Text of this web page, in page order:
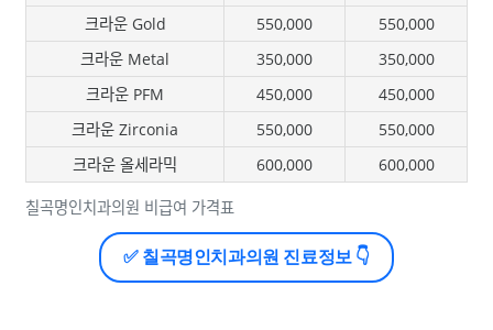
칠곡명인치과의원 비급여 가격표
크라운 Gold
550,000
550,000
크라운 Metal
350,000
350,000
크라운 PFM
450,000
450,000
크라운 Zirconia
550,000
550,000
크라운 올세라믹
600,000 600,000
✅ 칠곡명인치과의원 진료정보 👇